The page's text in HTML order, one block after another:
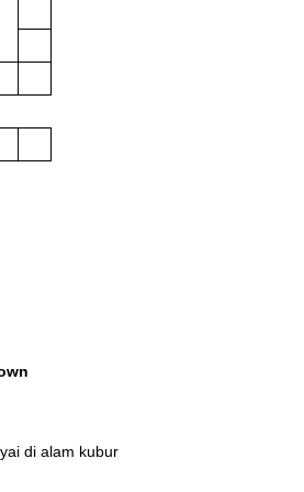
di alam kubur